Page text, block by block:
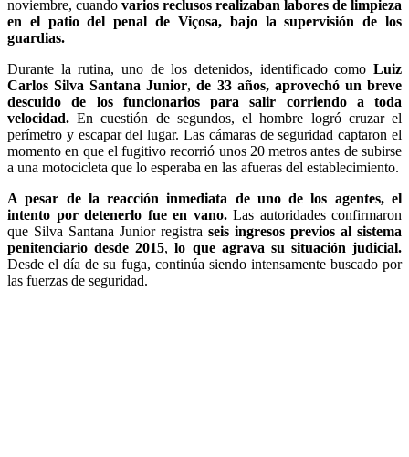
noviembre, cuando varios reclusos realizaban labores de limpieza
en el patio del penal de Viçosa, bajo la supervisión de los
guardias.
Durante la rutina, uno de los detenidos, identificado como Luiz
Carlos Silva Santana Junior,de 33 años, aprovechó un breve
descuido de los funcionarios para salir corriendo a toda
velocidad. En cuestión de segundos, el hombre logró cruzar el
perímetro y escapar del lugar. Las cámaras de seguridad captaron el
momento en que el fugitivo recorrió unos 20 metros antes de subirse
a una motocicleta que lo esperaba en las afueras del establecimiento.
A pesar de la reacción inmediata de uno de los agentes, el
intento por detenerlo fue en vano.Las autoridades confirmaron
que Silva Santana Junior registra seis ingresos previos al sistema
penitenciario desde 2015, lo que agrava su situación judicial.
Desde el día de su fuga, continúa siendo intensamente buscado por
las fuerzas de seguridad.